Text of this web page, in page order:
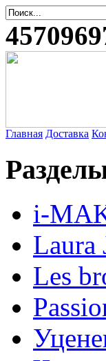
Главная Доставка
i-
Laura
Les